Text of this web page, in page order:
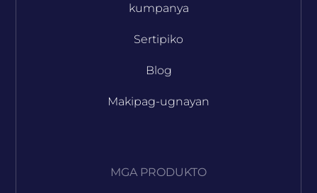
kumpanya
Sertipiko
Blog
Makipag-ugnayan
MGA PRODUKTO